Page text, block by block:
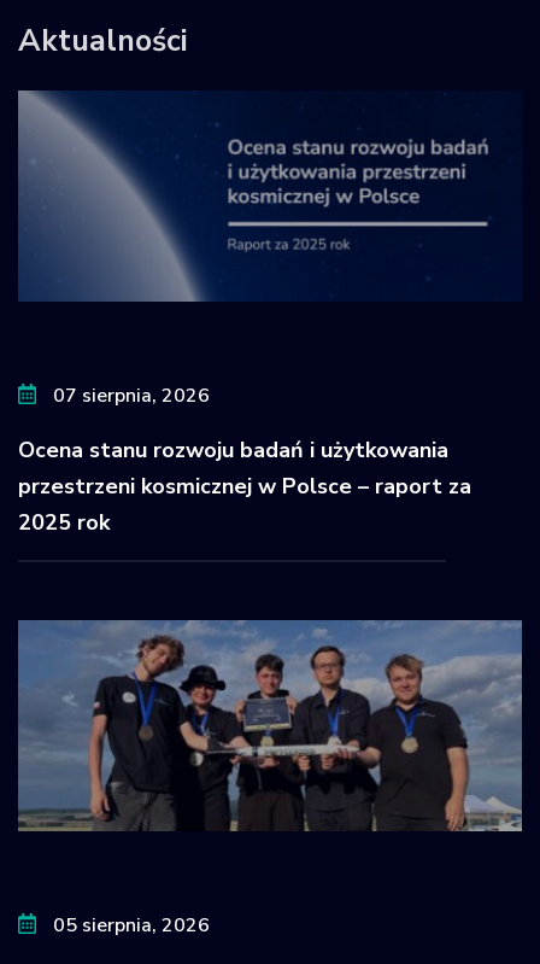
Aktualności
07 sierpnia, 2026
Ocena stanu rozwoju badań i użytkowania
przestrzeni kosmicznej w Polsce – raport za
2025 rok
05 sierpnia, 2026